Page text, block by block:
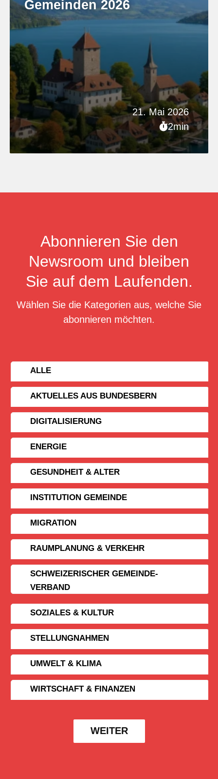
21. Mai 2026
2min
Gemeinden 2026
Abonnieren Sie den
Newsroom und bleiben
Sie auf dem Laufenden.
Wählen Sie die Kategorien aus, welche Sie
abonnieren möchten.
ALLE
AKTUELLES AUS BUNDESBERN
DIGITALISIERUNG
ENERGIE
GESUNDHEIT & ALTER
INSTITUTION GEMEINDE
MIGRATION
RAUMPLANUNG & VERKEHR
SCHWEIZERISCHER GEMEINDE­
VERBAND
SOZIALES & KULTUR
STELLUNGNAHMEN
UMWELT & KLIMA
WIRTSCHAFT & FINANZEN
WEITER